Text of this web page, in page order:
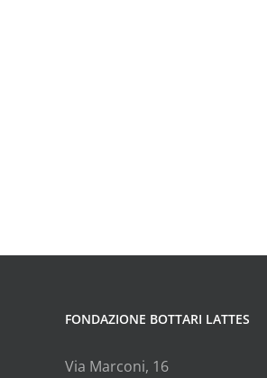
FONDAZIONE BOTTARI LATTES
Via Marconi, 16